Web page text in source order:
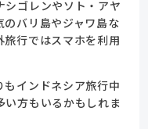
シゴレンやソト・アヤ
バリ島やジャワ島な
行ではスマホを利用
インドネシア旅行中
方もいるかもしれま